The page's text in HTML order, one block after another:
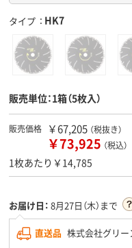
タイプ HK7
販売単位：1箱（5枚入）
販売価格 ￥67,205 （税抜き）
￥73,925 （税込）
1枚あたり￥14,785
お届け日： 8月27日（木）まで
直送品 株式会社グリー